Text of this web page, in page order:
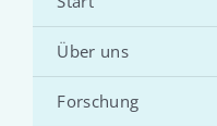
Über uns
Forschung